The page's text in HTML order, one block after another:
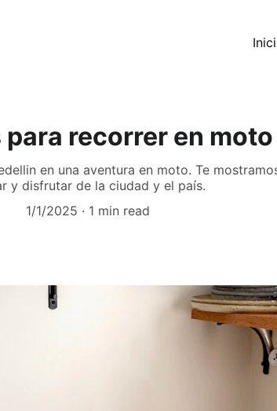
recorrer en
en una aventura en moto. Te
y disfrutar de la ciudad y el país.
1/1/2025
1 min read